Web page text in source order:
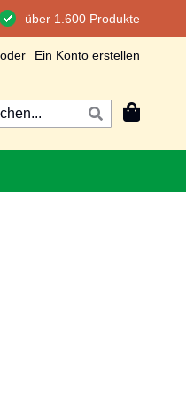
über 1.600 Produkte
Ein Konto erstellen
Mein